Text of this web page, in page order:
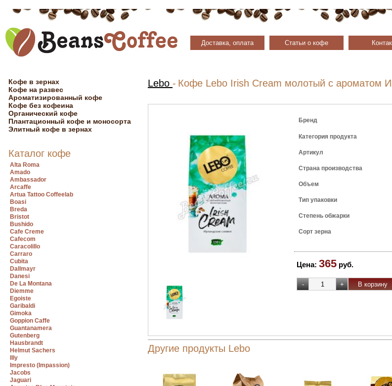
Доставка, оплата Статьи о кофе
Кофе в зернах
Кофе на развес
Ароматизированный кофе
Кофе без кофеина
Органический кофе
Плантационный кофе и моносорта
Элитный кофе в зернах
Каталог кофе
Alta Roma
Amado
Ambassador
Arcaffe
Artua Tattoo Coffeelab
Boasi
Breda
Bristot
Bushido
Cafe Creme
Cafecom
Caracolillo
Carraro
Cubita
Dallmayr
Danesi
De La Montana
Diemme
Egoiste
Garibaldi
Gimoka
Goppion Caffe
Guantanamera
Gutenberg
Hausbrandt
Helmut Sachers
Illy
Impresto (Impassion)
Jacobs
Jaguari
Lebo - Кофе Lebo Irish Cream молотый с ароматом
Бренд
Категория продукта
Артикул
Страна производства
Объем
Тип упаковки
Степень обжарки
Сорт зерна
Цена: 365 руб.
Другие продукты Lebo